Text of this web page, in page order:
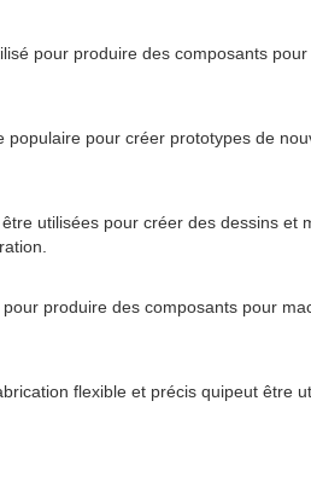
pour produire des composants
pour créer prototypes de
utilisées pour créer des dessins
produire des composants pour
flexible et précis quipeut être